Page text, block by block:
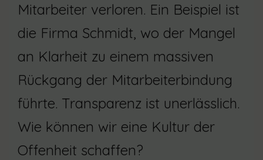
Mitarbeiter verloren. Ein Beispiel ist
die Firma Schmidt, wo der Mangel
an Klarheit zu einem massiven
Rückgang der Mitarbeiterbindung
führte. Transparenz ist unerlässlich.
Wie können wir eine Kultur der
Offenheit schaffen?